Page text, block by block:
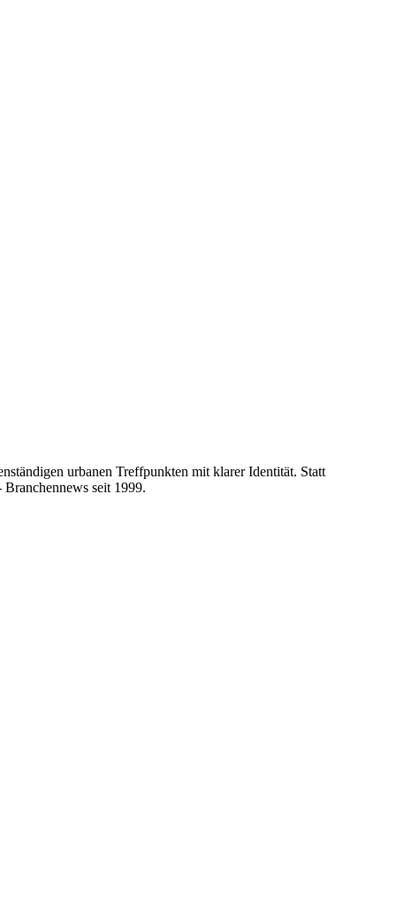
urbanen Treffpunkten mit klarer Identität. Statt
seit 1999.